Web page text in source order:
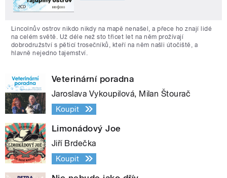
Lincolnův ostrov nikdo nikdy na mapě nenašel, a přece ho znají lidé
na celém světě. Už déle než sto třicet let na něm prožívají
dobrodružství s pěticí trosečníků, kteří na něm našli útočiště, a
hlavně nejedno tajemství.
Veterinární poradna
Jaroslava Vykoupilová, Milan Štourač
Koupit
Limonádový Joe
Jiří Brdečka
Koupit